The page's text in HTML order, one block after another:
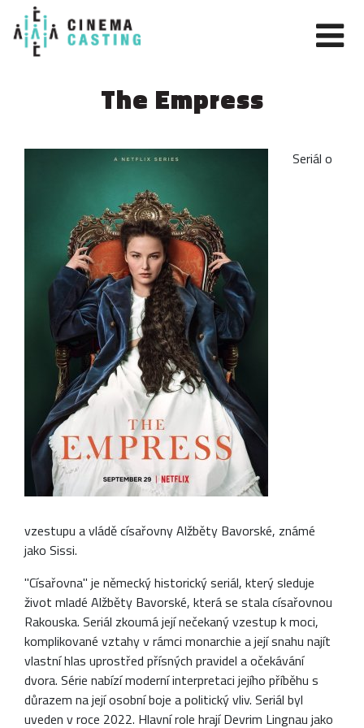
The Empress
Seriál o
vzestupu a vládě císařovny Alžběty Bavorské, známé
jako Sissi.
"Císařovna" je německý historický seriál, který sleduje
život mladé Alžběty Bavorské, která se stala císařovnou
Rakouska. Seriál zkoumá její nečekaný vzestup k moci,
komplikované vztahy v rámci monarchie a její snahu najít
vlastní hlas uprostřed přísných pravidel a očekávání
dvora. Série nabízí moderní interpretaci jejího příběhu s
důrazem na její osobní boje a politický vliv. Seriál byl
uveden v roce 2022. Hlavní role hrají Devrim Lingnau jako